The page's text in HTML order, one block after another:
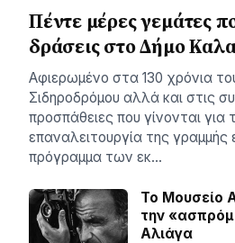
Πέντε μέρες γεμάτες
δράσεις στο Δήμο
Αφιερωμένο στα 130 χρόνια
Σιδηροδρόμου αλλά και στις
προσπάθειες που γίνονται για
επαναλειτουργία της γραμμής
πρόγραμμα των εκ…
Το Μουσείο
την
Αλιάγα